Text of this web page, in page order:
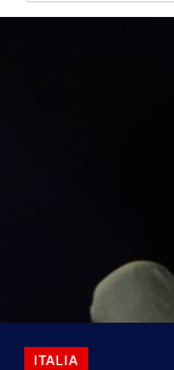
ITALIA